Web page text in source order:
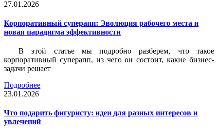
27.01.2026
Корпоративный суперапп: Эволюция рабочего места и
новая парадигма эффективности
В этой статье мы подробно разберем, что такое
корпоративный суперапп, из чего он состоит, какие бизнес-
задачи решает
Подробнее
23.01.2026
Что подарить фигуристу: идеи для разных интересов и
увлечений